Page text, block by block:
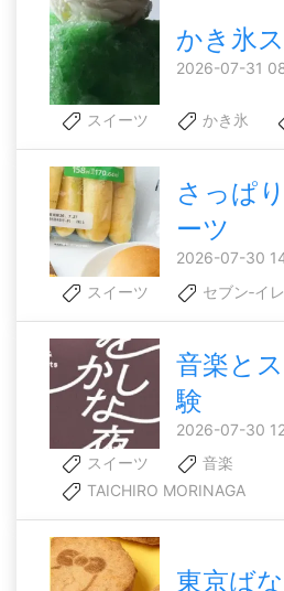
かき氷
2026-07-31
スイーツ かき氷
さっぱ
ーツ
2026-07-30
スイーツ
セブン‐イ
音楽と
験
2026-07-30
スイーツ
音楽
TAICHIRO MORINAGA
東京ば